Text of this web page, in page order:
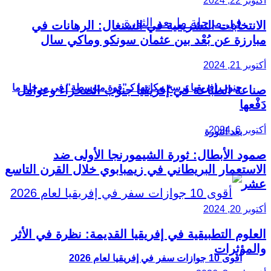
جنوب إفريقيا ترسخ مكانتها كـ”قوة متوسطة” في مرحلة ما
بعد الثورة
أقوى 10 جوازات سفر في إفريقيا لعام 2026
الانتخابات التشريعية في السنغال: الرهانات في
مبارزة عن بُعْد بين عثمان سونكو وماكي سال
أكتوبر 21, 2024
صناعة الطباعة في إفريقيا جنوب الصحراء وعوامل
دَفْعها
أكتوبر 6, 2024
صمود الأبطال: ثورة الشيمورنجا الأولى ضد
الاستعمار البريطاني في زيمبابوي خلال القرن التاسع
عشر
أكتوبر 20, 2024
العلوم التطبيقية في إفريقيا القديمة: نظرة في الأثر
والمؤثرات